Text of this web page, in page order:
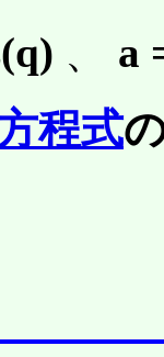
q) 、 a
程式